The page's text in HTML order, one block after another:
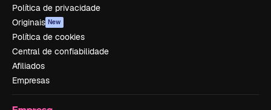
Política de privacidade
Originais New
Política de cookies
Central de confiabilidade
Afiliados
Empresas